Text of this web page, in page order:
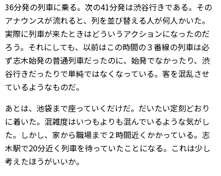
36分発の列車に乗る。次の41分発は渋谷行きである。その
アナウンスが流れると、列を並び替える人が何人かいた。
実際に列車が来たときはどういうアクションになったのだ
ろう。それにしても、以前はこの時間の３番線の列車は必
ず志木始発の普通列車だったのに、始発でなかったり、渋
谷行きだったりで単純ではなくなっている。客を混乱させ
ているようなものだ。
あとは、池袋まで座っていくだけだ。だいたい定刻どおり
に着いた。混雑度はいつもよりも混んでいるような気がし
た。しかし、家から職場まで２時間近くかかっている。志
木駅で20分近く列車を待っていたことになる。これは少し
考えたほうがいいか。